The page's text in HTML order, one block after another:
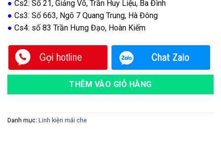
● Cs2: Số 21, Giảng Võ, Trần Huy Liệu, Ba Đình
● Cs3: Số 663, Ngõ 7 Quang Trung, Hà Đông
● Cs4: số 83 Trần Hưng Đạo, Hoàn Kiếm
THÊM VÀO GIỎ HÀNG
Danh mục: Linh kiện mái che